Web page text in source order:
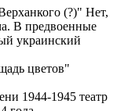
(?)" Нет,
В предвоенные
украинский
цветов"
1944-1945 театр